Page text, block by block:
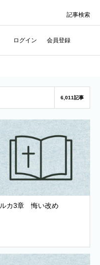
ログイン 会員登録
記事検索
6,011記事
ルカ3章 悔い改め